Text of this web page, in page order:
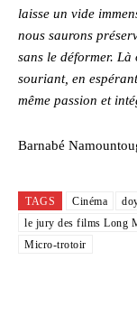
laisse un vide
nous saurons
sans le déformer. Là
souriant, en
même passion et
Barnabé
TAGS Cinéma
le jury des films Long
Micro-trotoir